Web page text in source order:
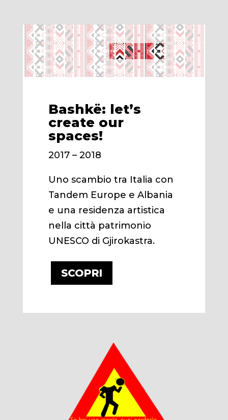
Bashkë: let’s
create our
spaces!
2017 – 2018
Uno scambio tra Italia con
Tandem Europe e Albania
e una residenza artistica
nella città patrimonio
UNESCO di Gjirokastra.
SCOPRI